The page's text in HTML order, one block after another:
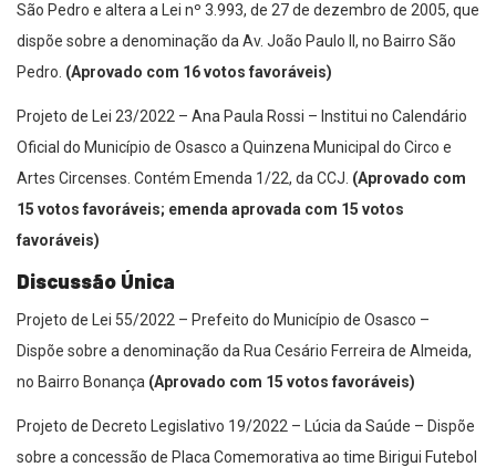
São Pedro e altera a Lei nº 3.993, de 27 de dezembro de 2005, que
dispõe sobre a denominação da Av. João Paulo II, no Bairro São
Pedro. (Aprovado com 16 votos favoráveis)
Projeto de Lei 23/2022 – Ana Paula Rossi – Institui no Calendário
Oficial do Município de Osasco a Quinzena Municipal do Circo e
Artes Circenses. Contém Emenda 1/22, da CCJ. (Aprovado com
15 votos favoráveis; emenda aprovada com 15 votos
favoráveis)
Discussão Única
Projeto de Lei 55/2022 – Prefeito do Município de Osasco –
Dispõe sobre a denominação da Rua Cesário Ferreira de Almeida,
no Bairro Bonança (Aprovado com 15 votos favoráveis)
Projeto de Decreto Legislativo 19/2022 – Lúcia da Saúde – Dispõe
sobre a concessão de Placa Comemorativa ao time Birigui Futebol